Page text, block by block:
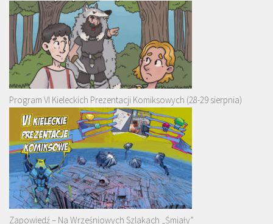
Program VI Kieleckich Prezentacji Komiksowych (28-29 sierpnia)
Zapowiedź – Na Wrześniowych Szlakach „Śmiały”